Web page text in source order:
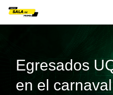
Egresados
en el